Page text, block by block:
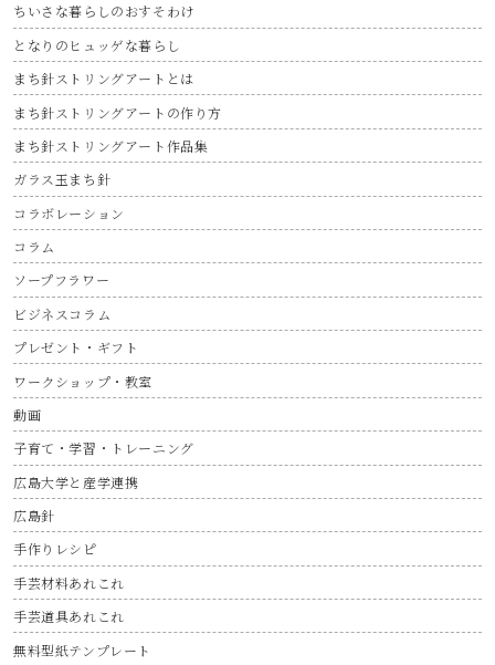
ちいさな暮らしのおすそわけ
となりのヒュッゲな暮らし
まち針ストリングアートとは
まち針ストリングアートの作り方
まち針ストリングアート作品集
ガラス玉まち針
コラボレーション
コラム
ソープフラワー
ビジネスコラム
プレゼント・ギフト
ワークショップ・教室
動画
子育て・学習・トレーニング
広島大学と産学連携
広島針
手作りレシピ
手芸材料あれこれ
手芸道具あれこれ
無料型紙テンプレート